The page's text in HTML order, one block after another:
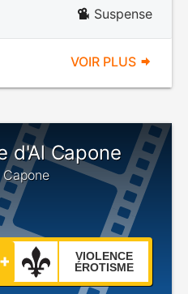
Suspense
VOIR PLUS
d'Al Capone
Capone
VIOLENCE
ÉROTISME